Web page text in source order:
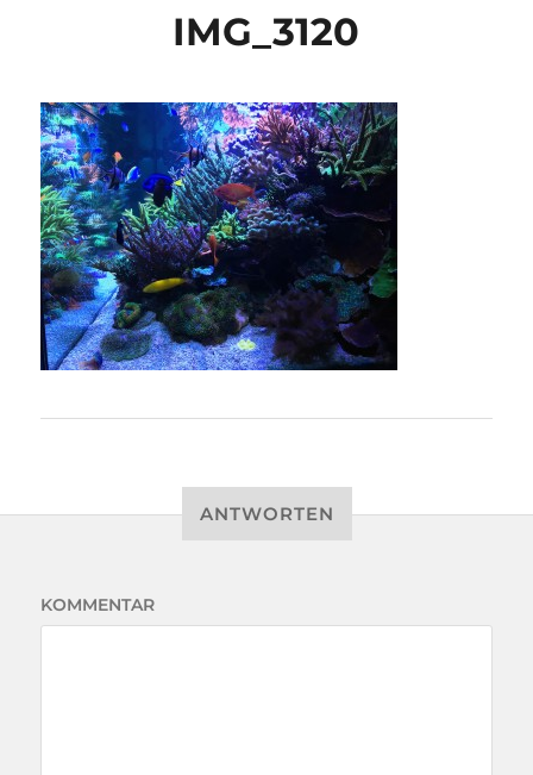
IMG_3120
ANTWORTEN
KOMMENTAR